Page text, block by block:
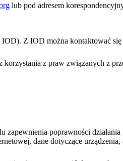
lub pod adresem
Z IOD można kontaktować się
z praw związanych z
poprawności działania
dane dotyczące